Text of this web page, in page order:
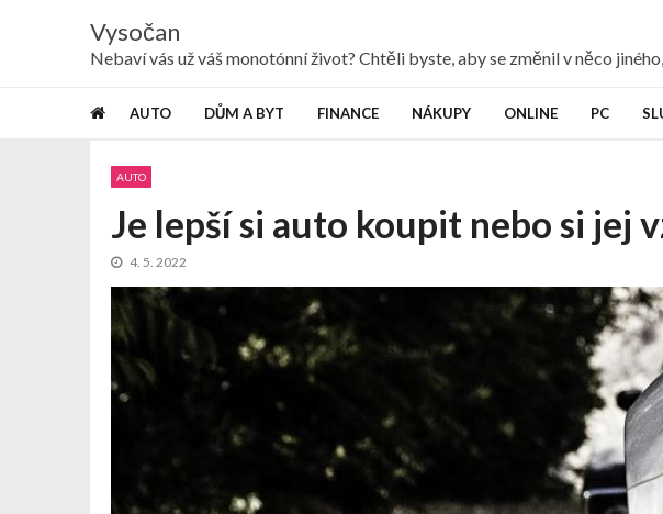
Vysočan
Nebaví vás už váš monotónní život? Chtěli byste, aby se změnil v něco
AUTO DŮM A BYT FINANCE NÁKUPY ONLINE PC
AUTO
Je lepší si auto koupit nebo si jej
4. 5. 2022